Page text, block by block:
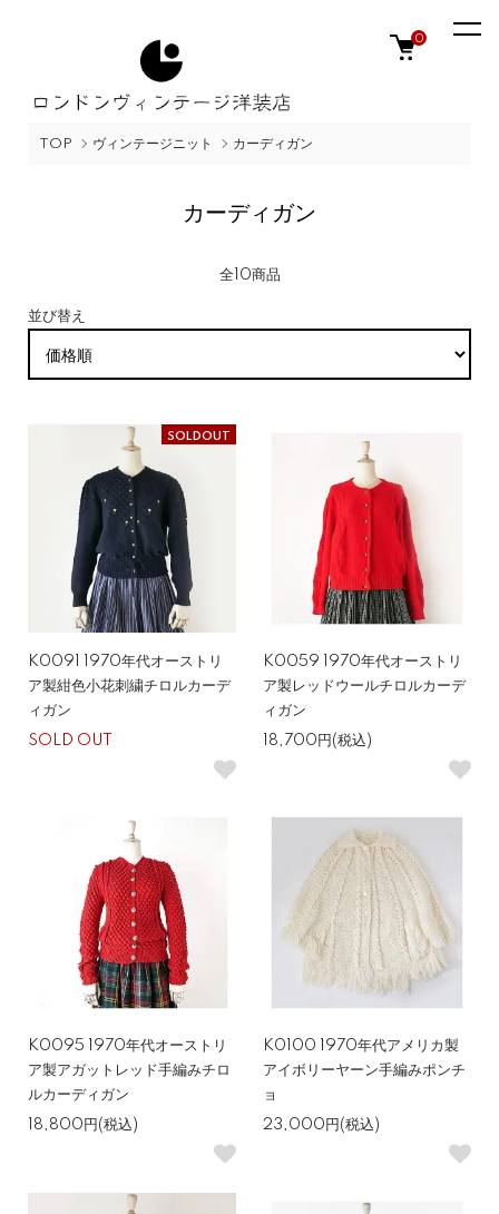
0
TOP ヴィンテージニット カーディガン
カーディガン
全10商品
並び替え
SOLDOUT
K0091 1970年代オーストリ
ア製紺色小花刺繍チロルカーデ
ィガン
SOLD OUT
K0059 1970年代オーストリ
ア製レッドウールチロルカーデ
ィガン
18,700円(税込)
K0095 1970年代オーストリ
ア製アガットレッド手編みチロ
ルカーディガン
18,800円(税込)
K0100 1970年代アメリカ製
アイボリーヤーン手編みポンチ
ョ
23,000円(税込)